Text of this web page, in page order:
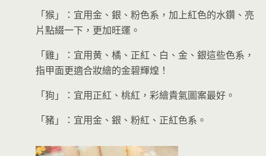
「猴」：宜用金、銀、粉色系，加上紅色的水鑽、亮
片點綴一下，更加旺運。
「雞」：宜用黄、橘、正紅、白、金、銀這些色系，
指甲面更適合妝繪的金碧輝煌！
「狗」：宜用正紅、桃紅，彩繪貴氣圖案最好。
「豬」：宜用金、銀、粉紅、正紅色系。